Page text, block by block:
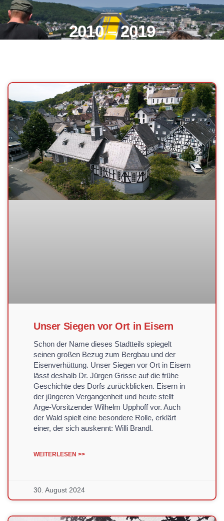
2010 – 2019
Unser Siegen vor Ort in Eisern
Schon der Name dieses Stadtteils spiegelt
seinen großen Bezug zum Bergbau und der
Eisenverhüttung. Unser Siegen vor Ort in Eisern
lässt deshalb Dr. Jürgen Grisse auf die frühe
Geschichte des Dorfs zurückblicken. Eisern in
der jüngeren Vergangenheit und heute stellt
Arge-Vorsitzender Wilhelm Upphoff vor. Auch
der Wald spielt eine besondere Rolle, erklärt
einer, der sich auskennt: Willi Brandl.
WEITERLESEN >>
30. August 2024